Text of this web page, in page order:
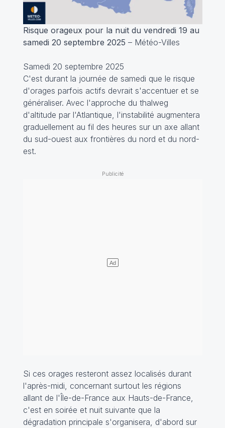
Risque orageux pour la nuit du vendredi 19 au
samedi 20 septembre 2025 – Météo-Villes
Samedi 20 septembre 2025
C'est durant la journée de samedi que le risque
d'orages parfois actifs devrait s'accentuer et se
généraliser. Avec l'approche du thalweg
d'altitude par l'Atlantique, l'instabilité augmentera
graduellement au fil des heures sur un axe allant
du sud-ouest aux frontières du nord et du nord-
est.
Si ces orages resteront assez localisés durant
l'après-midi, concernant surtout les régions
allant de l'Île-de-France aux Hauts-de-France,
c'est en soirée et nuit suivante que la
dégradation principale s'organisera, d'abord sur